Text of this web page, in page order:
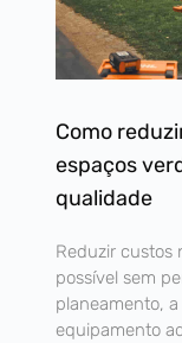
Como
espaços
qualidade
Reduzir custos
possível sem
planeamento,
equipamento